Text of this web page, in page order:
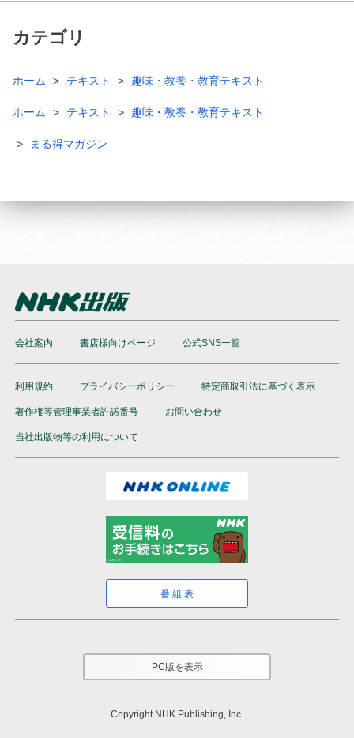
カテゴリ
ホーム テキスト 趣味・教養・教育テキスト
ホーム テキスト 趣味・教養・教育テキスト
まる得マガジン
会社案内 書店様向けページ 公式SNS一覧
利用規約 プライバシーポリシー 特定商取引法に基づく表示
著作権等管理事業者許諾番号 お問い合わせ
当社出版物等の利用について
番組表
PC版を表示
Copyright NHK Publishing, Inc.